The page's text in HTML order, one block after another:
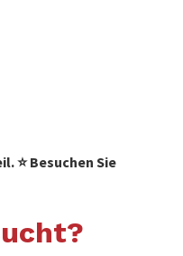
⭐ Besuchen Sie